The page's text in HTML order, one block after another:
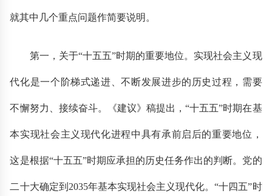
就其中几个重点问题作简要说明。
第一，关于“十五五”时期的重要地位。实现社会主义现
代化是一个阶梯式递进、不断发展进步的历史过程，需要
不懈努力、接续奋斗。《建议》稿提出，“十五五”时期在基
本实现社会主义现代化进程中具有承前启后的重要地位，
这是根据“十五五”时期应承担的历史任务作出的判断。党的
二十大确定到2035年基本实现社会主义现代化。“十四五”时